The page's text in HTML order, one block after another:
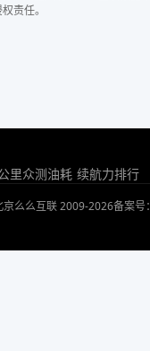
责任。
里众测油耗 续航力排行
么么互联 2009-2026备案号